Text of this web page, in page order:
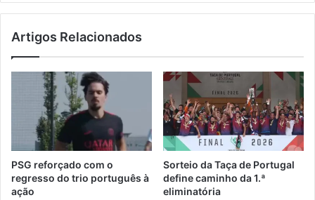
Artigos Relacionados
PSG reforçado com o
regresso do trio português à
ação
Sorteio da Taça de Portugal
define caminho da 1.ª
eliminatória